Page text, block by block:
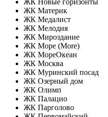
ЖК Новые горизонты
ЖК Материк
ЖК Медалист
ЖК Мелодия
ЖК Мироздание
ЖК Море (More)
ЖК МореОкеан
ЖК Москва
ЖК Муринский посад
ЖК Озерный дом
ЖК Олимп
ЖК Палацио
ЖК Парголово